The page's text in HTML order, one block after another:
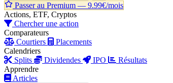
Passer au Premium — 9.99€/mois
Actions, ETF, Cryptos
Chercher une action
Comparateurs
Courtiers
Placements
Calendriers
Splits
Dividendes IPO
Résultats
Apprendre
Articles